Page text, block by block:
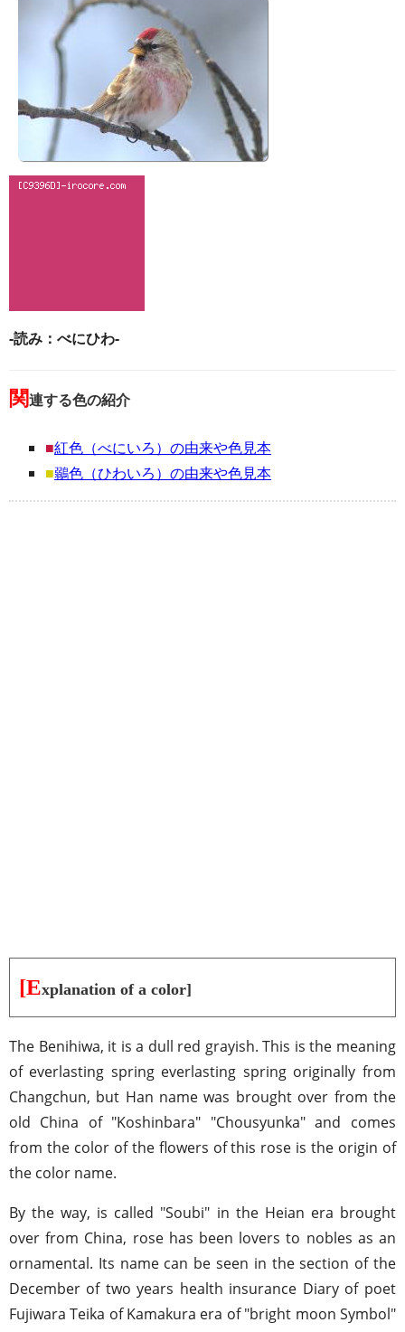
-読み：べにひわ-
関連する色の紹介
■紅色（べにいろ）の由来や色見本
■鶸色（ひわいろ）の由来や色見本
[Explanation of a color]
The Benihiwa, it is a dull red grayish. This is the meaning
of everlasting spring everlasting spring originally from
Changchun, but Han name was brought over from the
old China of "Koshinbara" "Chousyunka" and comes
from the color of the flowers of this rose is the origin of
the color name.
By the way, is called "Soubi" in the Heian era brought
over from China, rose has been lovers to nobles as an
ornamental. Its name can be seen in the section of the
December of two years health insurance Diary of poet
Fujiwara Teika of Kamakura era of "bright moon Symbol"